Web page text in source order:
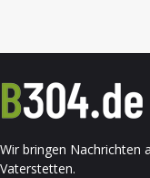
Wir bringen Nachrichten
Vaterstetten.